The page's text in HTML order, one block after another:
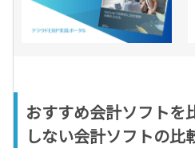
おすすめ会計ソフトを
しない会計ソフトの比